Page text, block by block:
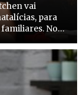
vai
para
No
e o primeiro